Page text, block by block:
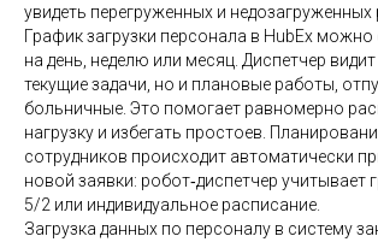
увидеть перегруженных и недозагруженных
График загрузки персонала в HubEx
на день, неделю или месяц. Диспетчер
текущие задачи, но и плановые работы,
больничные. Это помогает равномерно
нагрузку и избегать простоев.
сотрудников происходит автоматически
новой заявки: робот‑диспетчер учитывает
5/2 или индивидуальное расписание.
Загрузка данных по персоналу в систему